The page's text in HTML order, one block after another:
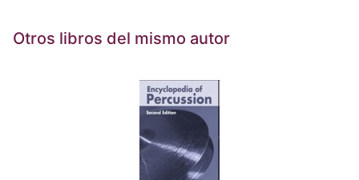
Otros libros del mismo autor